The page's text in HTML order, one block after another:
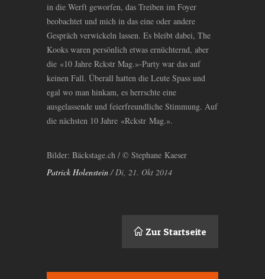
in die Werft geworfen, das Treiben im Foyer
beobachtet und mich in das eine oder andere
Gespräch verwickeln lassen. Es bleibt dabei, The
Kooks waren persönlich etwas ernüchternd, aber
die «10 Jahre Rckstr Mag.»-Party war das auf
keinen Fall. Überall hatten die Leute Spass und
egal wo man hinkam, es herrschte eine
ausgelassende und feierfreundliche Stimmung. Auf
die nächsten 10 Jahre «Rckstr Mag.».
Bilder: Bäckstage.ch / © Stephane Kaeser
Patrick Holenstein / Di, 21. Okt 2014
Zur Startseite